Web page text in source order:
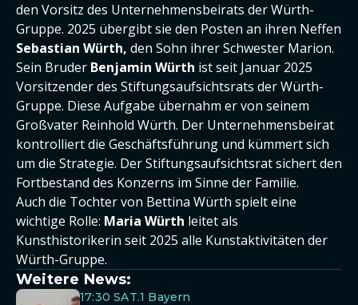
den Vorsitz des Unternehmensbeirats der Würth-
Gruppe. 2025 übergibt sie den Posten an ihren Neffen
Sebastian Würth, den Sohn ihrer Schwester Marion.
Sein Bruder Benjamin Würth ist seit Januar 2025
Vorsitzender des Stiftungsaufsichtsrats der Würth-
Gruppe. Diese Aufgabe übernahm er von seinem
Großvater Reinhold Würth. Der Unternehmensbeirat
kontrolliert die Geschäftsführung und kümmert sich
um die Strategie. Der Stiftungsaufsichtsrat sichert den
Fortbestand des Konzerns im Sinne der Familie.
Auch die Tochter von Bettina Würth spielt eine
wichtige Rolle: Maria Würth leitet als
Kunsthistorikerin seit 2025 alle Kunstaktivitäten der
Würth-Gruppe.
Weitere News:
17:30 SAT.1 Bayern